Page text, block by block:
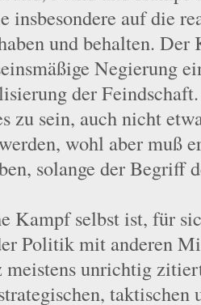
insbesondere auf die
und behalten.
Negierung
der
zu sein, auch nicht
wohl aber muß
solange der Begriff
Kampf selbst ist, für
Politik mit anderen
meistens unrichtig
taktischen